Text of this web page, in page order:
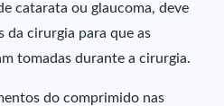
catarata ou glaucoma, deve
da cirurgia para que as
tomadas durante a cirurgia.
do comprimido nas